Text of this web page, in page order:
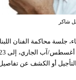
شاكر
جلسة محاكمة الفنان
فضل شاكر، التي كانت مقرر عقدها في 5
أو الكشف عن